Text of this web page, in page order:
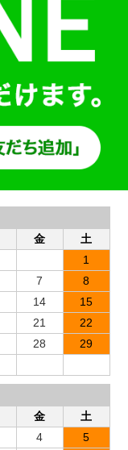
金
土
1
7
8
14
15
21
22
28
29
金
土
4
5